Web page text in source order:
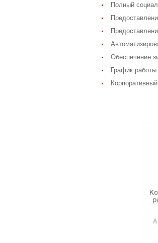
Полный
Обеспечение
График
Корпоративный